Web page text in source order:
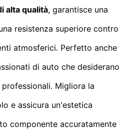
alta qualità, garantisce una
resistenza superiore contro
atmosferici. Perfetto anche
di auto che desiderano
Migliora la
e assicura un'estetica
componente accuratamente